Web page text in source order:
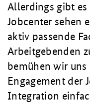
Allerdings gibt
Jobcenter sehen
aktiv passende
Arbeitgebenden
bemühen wir uns
Engagement der
Integration